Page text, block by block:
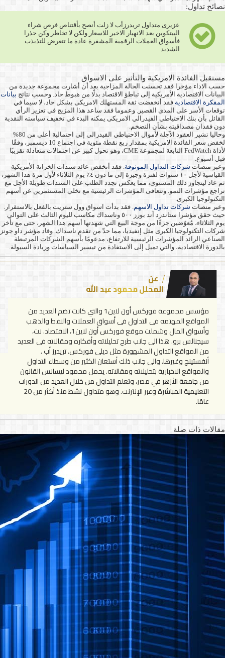
نصائح تداول:
عزيزى متداول تريدرزأب لا زلت أنصح بأقتناص فرص شراء
البيتكوين بعد الانهيار الاخير للاسعار ولكن لا تخاطر وكن حذرا
فأسواق العملات الرقمية المشفرة عادة ما تتعرض للتذبذب
الشديد
مستقبل الفائدة الامريكية والتأثير على الاسواق
حسب الاداء مؤخرا فقد تحسنت الحالة المزاجية بعد أن أشارت مجموعة جديدة من
البيانات الاقتصادية الأمريكية إلى تباطؤ الاقتصاد بدلًا من هبوط حاد. وحسب نتائج بيانات
المفكرة الاقتصادية فقد أنخفضت ثقة المستهلك الامريكى بشكل حاد، لا سيما في
توقعات الأسر على المدى القصير. وعموما فقد ساعد هذا المزيج في تعزيز الرأي
القائل بأن بنك الاحتياطي الفيدرالي الامريكى يمكنه البدء في تخفيف سياسته النقدية
دون فقدان مصداقيته بشأن التضخم.
وحاليا تشير العقود الآجلة لأموال الاحتياطي الفيدرالي إلى احتمالية أعلى من 80%
لخفض سعر الفائدة الامريكية بمقدار ربع نقطة مئوية في اجتماع 10 ديسمبر، وفقًا
لأداة FedWatch التابعة لمجموعة CME، وهو تحول كبير عن احتمالات متعادلة تقريبًا
قبل أسبوع.
وعبر منصات شركات التداول الموثوقة. فقد أنخفض عائد سندات الخزانة الأمريكية
القياسية لأجل ١٠ سنوات لفترة وجيزة إلى ما دون ٤٪ يوم الثلاثاء لأول مرة هذا الشهر،
ثم عاد ليتجاوز ذلك المستوى، مما يعكس تجدد الطلب على السندات طويلة الأجل مع
تراجع مؤشرات النمو. وتتعافى المؤشرات الرئيسية مع تخلي المستثمرين عن أسهم
التكنولوجيا الكبرى.
وعبر منصات شركات تداول الاسهم. فقد بدأت اسواق وول ستريت بالفعل بالاستقرار.
حيث حقق مؤشرا ستاندرد آند بورز ٥٠٠ وناسداك مكاسب لليوم الثالث على التوالي
يوم الثلاثاء، مُعوّضين جزءًا من موجة البيع التي شهدتها أسهم هذا الشهر، حتى مع تأخر
شركات التكنولوجيا الكبرى مثل إنفيديا، مما حدّ من تقدم ناسداك. وقاد مؤشر داو جونز
الصناعي الرائد المؤشرات الرئيسية للارتفاع، مدعومًا بأسهم الشركات المرتبطة
بالدورة الاقتصادية، والتي تميل إلى الاستفادة من تيسير السياسات وزيادة السيولة.
عن
المحلل محمود عبد الله
مؤسس مجموعة فوركس أون لاين1 والتي كانت تضم العديد من
المواقع المهتمه فى التداول فى أسواق العملات والنفط والذهب
وأسواق المال وشملت موقع فوركس أون لاين1، الاقتصاد. نت،
سيجنالس برو. هذا الى جانب طرح تحليلاته وأفكاره ومقالاته فى العديد
من المواقع التداول المشهورة مثل ديلى فوركس. تريدرز أب .
أنفستينج وغيرها. والى جانب ذلك أستعان الكثير من وسطاء التداول
والمواقع الاخبارية بتحليلاته ومقالاته. يحمل محمود ليسانس القانون
من جامعة الأزهر في مصر، وتعلم التداول من خلال العديد من الدورات
التعليمية المباشرة وعبر الإنترنت. وهو متداول نشط منذ أكثر من 20
عامًا.
مقالات ذات صلة